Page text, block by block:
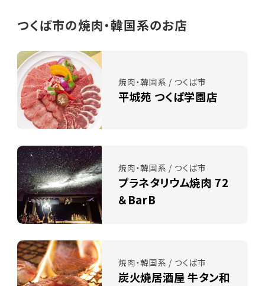
つくば市の焼肉・韓国系のお店
焼肉・韓国系 / つくば市
平城苑 つくば学園店
焼肉・韓国系 / つくば市
プラネタリウム焼肉 72
＆BarB
焼肉・韓国系 / つくば市
炭火焼居酒屋 牛タン和